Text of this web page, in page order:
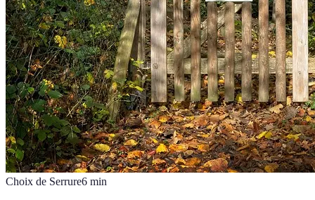
Choix de Serrure6 min